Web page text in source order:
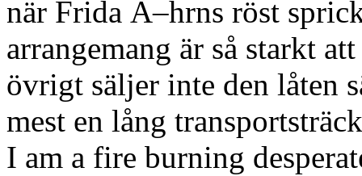
när Frida Ã–hrns röst
arrangemang är så starkt
övrigt säljer inte den låten
mest en lång
I am a fire burning